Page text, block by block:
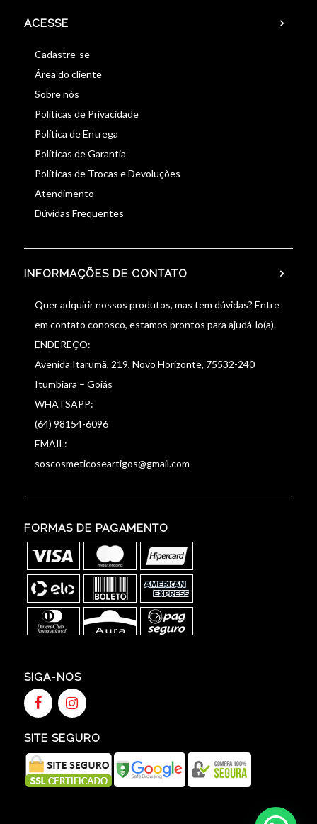
ACESSE
Cadastre-se
Área do cliente
Sobre nós
Políticas de Privacidade
Política de Entrega
Políticas de Garantia
Políticas de Trocas e Devoluções
Atendimento
Dúvidas Frequentes
INFORMAÇÕES DE CONTATO
Quer adquirir nossos produtos, mas tem dúvidas? Entre
em contato conosco, estamos prontos para ajudá-lo(a).
ENDEREÇO:
Avenida Itarumã, 219, Novo Horizonte, 75532-240
Itumbiara – Goiás
WHATSAPP:
(64) 98154-6096
EMAIL:
soscosmeticoseartigos@gmail.com
FORMAS DE PAGAMENTO
SIGA-NOS
SITE SEGURO